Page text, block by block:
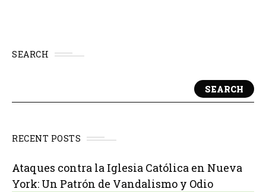
SEARCH
SEARCH
RECENT POSTS
Ataques contra la Iglesia Católica en Nueva
York: Un Patrón de Vandalismo y Odio